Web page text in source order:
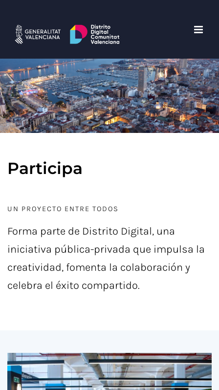
contenido
Participa
UN PROYECTO ENTRE TODOS
Forma parte de Distrito Digital, una
iniciativa pública-privada que impulsa la
creatividad, fomenta la colaboración y
celebra el éxito compartido.